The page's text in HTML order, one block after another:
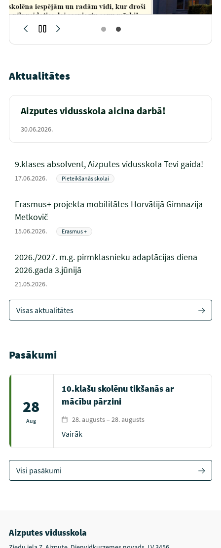
Automātiskās slaidrādes apturēšana
Aktualitātes
Aizputes vidusskola aicina darbā!
30.06.2026.
9.klases absolvent, Aizputes vidusskola Tevi gaida!
17.06.2026. Pieteikšanās skolai
Erasmus+ projekta mobilitātes Horvātijā Gimnazija
Metkovič
15.06.2026. Erasmus +
2026./2027. m.g. pirmklasnieku adaptācijas diena
2026.gada 3.jūnijā
21.05.2026.
Visas aktualitātes
Pasākumi
28
Aug
10.klašu skolēnu tikšanās ar
mācību pārzini
28. augusts – 28. augusts
Vairāk
Visi pasākumi
Aizputes vidusskola